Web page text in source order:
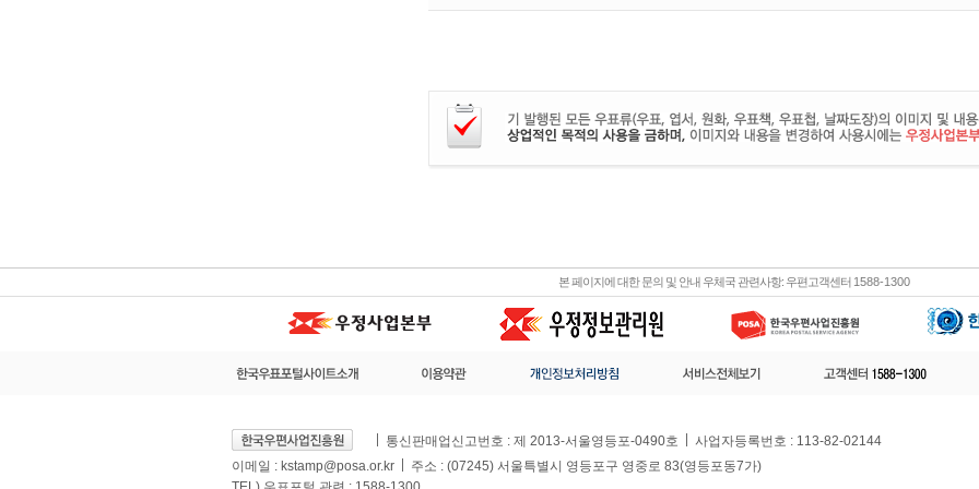
본 페이지에 대한 문의 및 안내 우체국 관련사항: 우편고객센터 1588-1300
통신판매업신고번호 : 제 2013-서울영등포-0490호
사업자등록번호 : 113-82-02144
이메일 : kstamp@posa.or.kr
주소 : (07245) 서울특별시 영등포구 영중로 83(영등포동7가)